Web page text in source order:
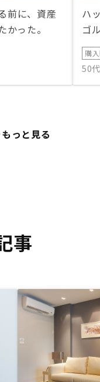
前に、資産
った。
ハ
ゴ
購
50
もっと見る
事